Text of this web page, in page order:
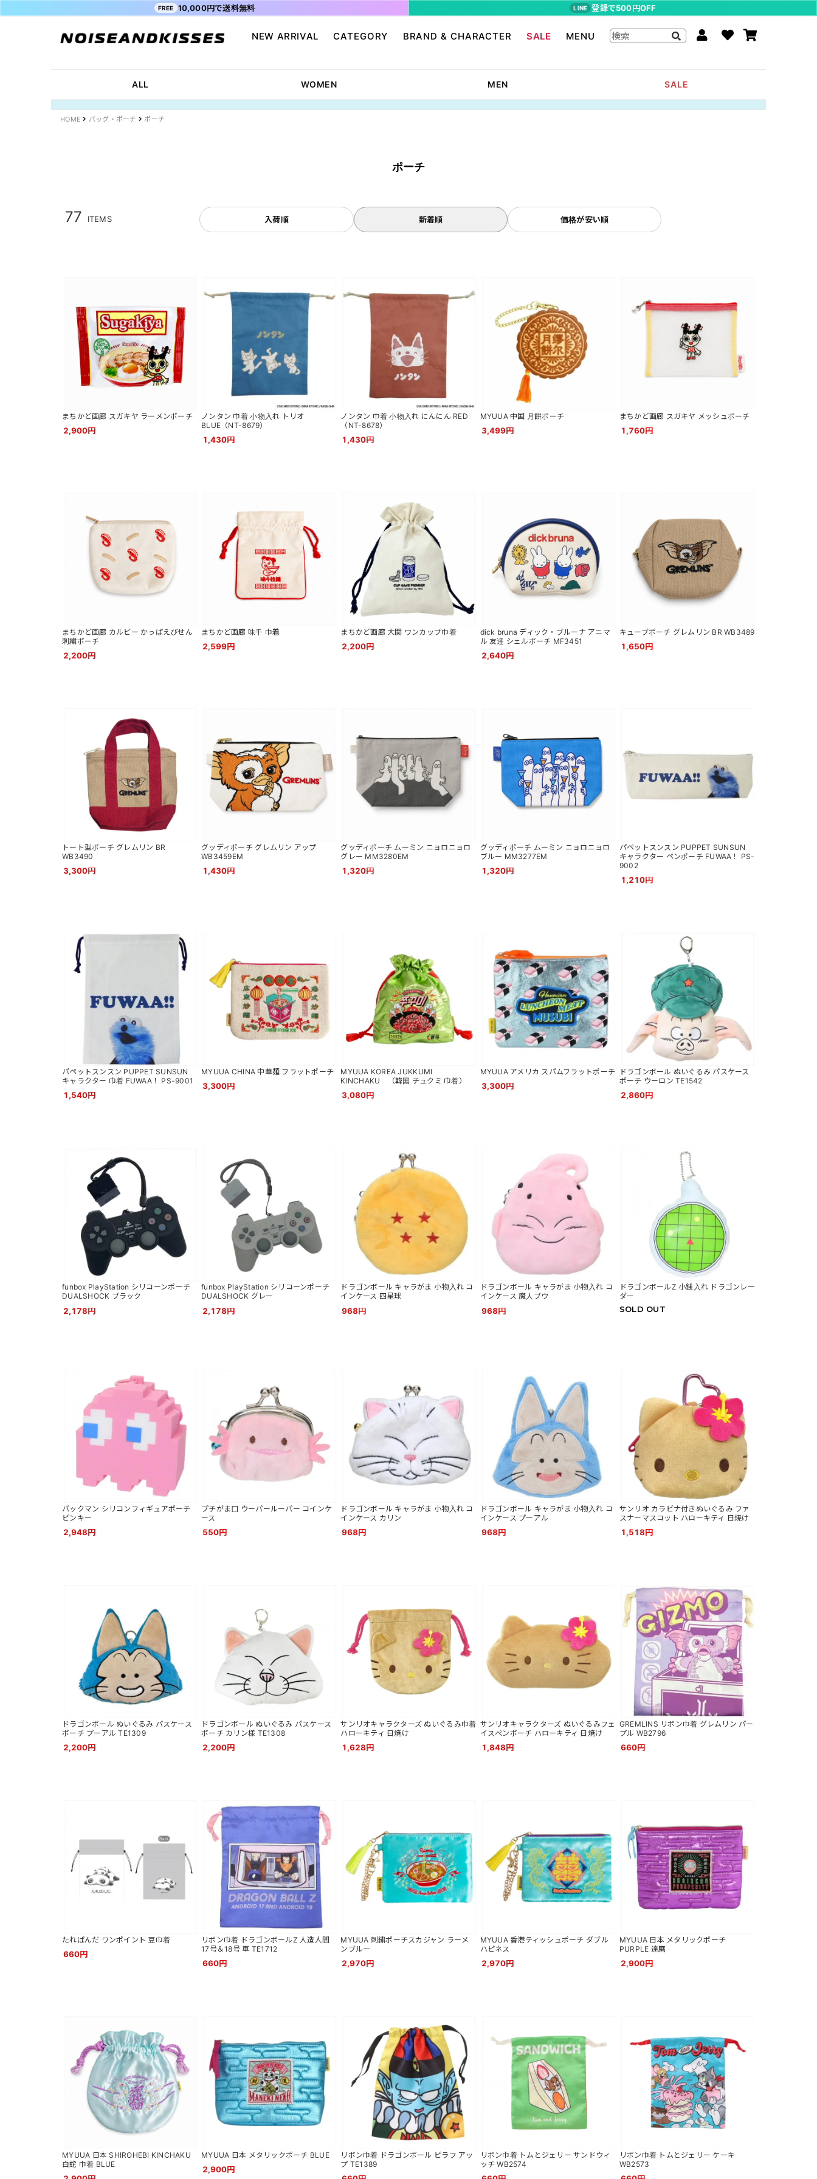
NEW ARRIVAL CATEGORY
WOMEN
MEN
ジャケット
ワンピース
帽子・雑貨
BRAND & CHARACTER
VISION STREET WEAR
POWER TO THE PEOPLE
MISHKA
ドラゴンボール
guernika
The Beatles
SALE MENU
送料・お支払い方法
よくあるご質問
ブログ
FREE 10,000円で送料無料 LINE 登録で500円OFF
ALL WOMEN MEN SALE
HOME バッグ・ポーチ ポーチ
ポーチ
77 ITEMS 入荷順 新着順 価格が安い順
まちかど画廊 スガキヤ ラーメンポーチ
2,900円
ノンタン 巾着 小物入れ トリオ
BLUE（NT-8679）
1,430円
ノンタン 巾着 小物入れ にんにん RED
（NT-8678）
1,430円
MYUUA 中国 月餅ポーチ
3,499円
まちかど画廊 スガキヤ メッシュポーチ
1,760円
まちかど画廊 カルビー かっぱえびせん
刺繍ポーチ
2,200円
まちかど画廊 味千 巾着
2,599円
まちかど画廊 大関 ワンカップ巾着
2,200円
dick bruna ディック・ブルーナ アニマ
ル 友達 シェルポーチ MF3451
2,640円
キューブポーチ グレムリン BR WB3489
1,650円
トート型ポーチ グレムリン BR
WB3490
3,300円
グッディポーチ グレムリン アップ
WB3459EM
1,430円
グッディポーチ ムーミン ニョロニョロ
グレー MM3280EM
1,320円
グッディポーチ ムーミン ニョロニョロ
ブルー MM3277EM
1,320円
パペットスンスン PUPPET SUNSUN
キャラクター ペンポーチ FUWAA！ PS-
9002
1,210円
パペットスンスン PUPPET SUNSUN
キャラクター 巾着 FUWAA！ PS-9001
1,540円
MYUUA CHINA 中華麺 フラットポーチ
3,300円
MYUUA KOREA JUKKUMI
KINCHAKU （韓国 チュクミ 巾着）
3,080円
MYUUA アメリカ スパムフラットポーチ
3,300円
ドラゴンボール ぬいぐるみ パスケース
ポーチ ウーロン TE1542
2,860円
funbox PlayStation シリコーンポーチ
DUALSHOCK ブラック
2,178円
funbox PlayStation シリコーンポーチ
DUALSHOCK グレー
2,178円
ドラゴンボール キャラがま 小物入れ コ
インケース 四星球
968円
ドラゴンボール キャラがま 小物入れ コ
インケース 魔人ブウ
968円
ドラゴンボールZ 小銭入れ ドラゴンレー
ダー
SOLD OUT
パックマン シリコンフィギュアポーチ
ピンキー
2,948円
プチがま口 ウーパールーパー コインケ
ース
550円
ドラゴンボール キャラがま 小物入れ コ
インケース カリン
968円
ドラゴンボール キャラがま 小物入れ コ
インケース プーアル
968円
サンリオ カラビナ付きぬいぐるみ ファ
スナーマスコット ハローキティ 日焼け
1,518円
ドラゴンボール ぬいぐるみ パスケース
ポーチ プーアル TE1309
2,200円
ドラゴンボール ぬいぐるみ パスケース
ポーチ カリン様 TE1308
2,200円
サンリオキャラクターズ ぬいぐるみ巾着
ハローキティ 日焼け
1,628円
サンリオキャラクターズ ぬいぐるみフェ
イスぺンポーチ ハローキティ 日焼け
1,848円
GREMLINS リボン巾着 グレムリン パー
プル WB2796
660円
たれぱんだ ワンポイント 豆巾着
660円
リボン巾着 ドラゴンボールZ 人造人間
17号＆18号 車 TE1712
660円
MYUUA 刺繍ポーチスカジャン ラーメ
ンブルー
2,970円
MYUUA 香港ティッシュポーチ ダブル
ハピネス
2,970円
MYUUA 日本 メタリックポーチ
PURPLE 達磨
2,900円
MYUUA 日本 SHIROHEBI KINCHAKU
白蛇 巾着 BLUE
MYUUA 日本 メタリックポーチ BLUE
2,900円
リボン巾着 ドラゴンボール ピラフ アッ
プ TE1389
リボン巾着 トムとジェリー サンドウィ
ッチ WB2574
リボン巾着 トムとジェリー ケーキ
WB2573